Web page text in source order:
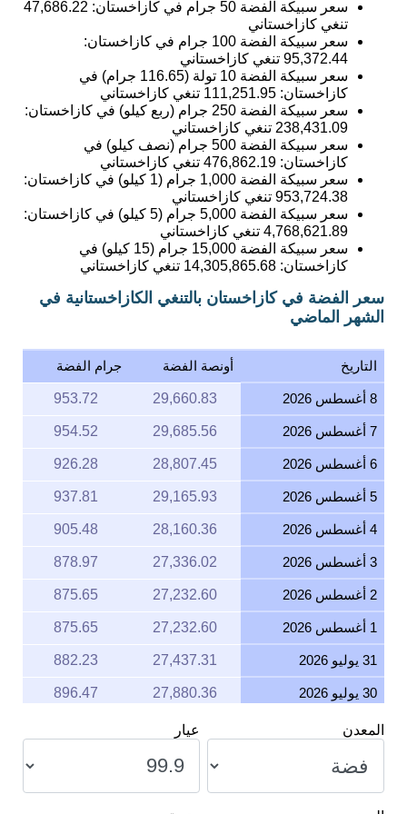
سعر سبيكة الفضة 50 جرام في كازاخستان:
47,686.22
تنغي كازاخستاني
سعر سبيكة الفضة 100 جرام في كازاخستان:
95,372.44 تنغي كازاخستاني
سعر سبيكة الفضة 10 تولة (116.65 جرام) في
كازاخستان: 111,251.95 تنغي كازاخستاني
سعر سبيكة الفضة 250 جرام (ربع كيلو) في كازاخستان:
238,431.09 تنغي كازاخستاني
سعر سبيكة الفضة 500 جرام (نصف كيلو) في
كازاخستان: 476,862.19 تنغي كازاخستاني
سعر سبيكة الفضة 1,000 جرام (1 كيلو) في كازاخستان:
953,724.38 تنغي كازاخستاني
سعر سبيكة الفضة 5,000 جرام (5 كيلو) في كازاخستان:
4,768,621.89 تنغي كازاخستاني
سعر سبيكة الفضة 15,000 جرام (15 كيلو) في
كازاخستان: 14,305,865.68 تنغي كازاخستاني
سعر الفضة في كازاخستان بالتنغي الكازاخستانية في
الشهر الماضي
التاريخ أونصة الفضة جرام الفضة
8 أغسطس 2026 29,660.83
953.72
7 أغسطس 2026 29,685.56
954.52
6 أغسطس 2026 28,807.45
926.28
5 أغسطس 2026 29,165.93
937.81
4 أغسطس 2026 28,160.36
905.48
3 أغسطس 2026 27,336.02
878.97
2 أغسطس 2026 27,232.60
875.65
1 أغسطس 2026 27,232.60
875.65
31 يوليو 2026 27,437.31
882.23
30 يوليو 2026 27,880.36
896.47
29 يوليو 2026 27,622.25
28 يوليو 2026 27,184.56
27 يوليو 2026 27,806.65
894.10
المعدن عيار